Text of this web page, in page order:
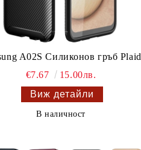
A02S Силиконов гръб Plaid
€7.67
15.00лв.
Виж детайли
В наличност